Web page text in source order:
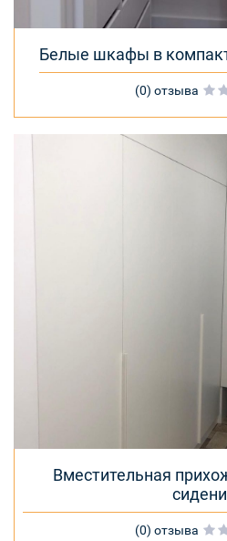
Белые шкафы в
(0) отзыва
Вместительная
(0) отзыва